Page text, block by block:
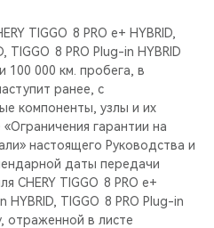
TIGGO 8 PRO е+ HYBRID,
TIGGO 8 PRO Plug-in HYBRID
100 000 км. пробега, в
ранее, с
компоненты, узлы и их
гарантии на
настоящего Руководства и
даты передачи
CHERY TIGGO 8 PRO е+
HYBRID, TIGGO 8 PRO Plug-in
отраженной в листе